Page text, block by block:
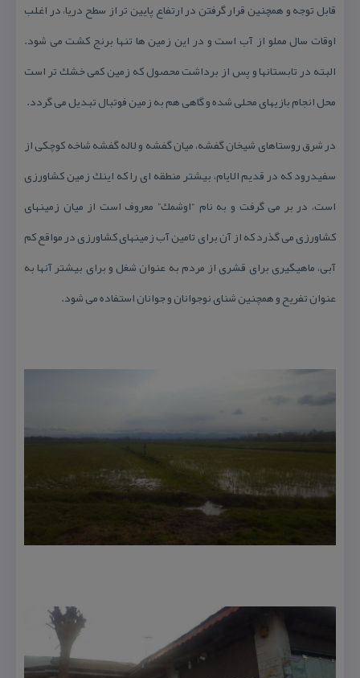
قابل توجه و همچنین قرار گرفتن در ارتفاع پایین تر از سطح دریا، در اغلب
اوقات سال مملو از آب است و در این زمین ها تنها برنج كشت می شود.
البته در تابستانها و پس از برداشت محصول كه زمین كمی خشك تر است
محل انجام بازیهای محلی شده و گاهی هم به زمین فوتبال تبدیل می گردد.
در شرق روستاهای شیخان گفشه، میان گفشه و لاله گفشه شاخه كوچكی از
سفیدرود كه در قدیم الایام، بیشتر منطقه ای را كه اینك زمین كشاورزی
است، در بر می گرفت و به نام “اوشمك” معروف است از میان زمینهای
كشاورزی می گذرد كه از آن برای تامین آب زمینهای كشاورزی در مواقع كم
آبی، ماهیگیری برای قشری از مردم به عنوان شغل و برای بیشتر آنها به
عنوان تفریح و همچنین شنای نوجوانان و جوانان استفاده می شود.